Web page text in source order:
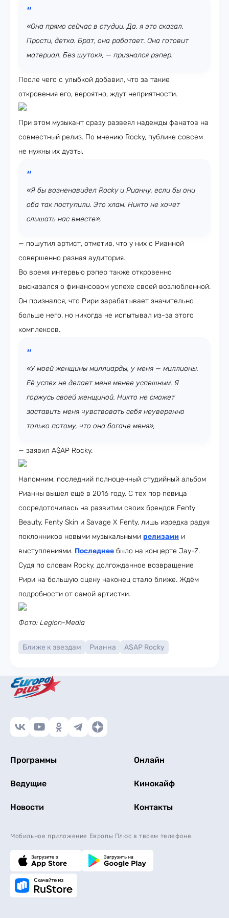
«Она прямо сейчас в студии. Да, я это сказал.
Прости, детка. Брат, она работает. Она готовит
материал. Без шуток», — признался рэпер.
После чего с улыбкой добавил, что за такие
откровения его, вероятно, ждут неприятности.
При этом музыкант сразу развеял надежды фанатов на
совместный релиз. По мнению Rocky, публике совсем
не нужны их дуэты.
«Я бы возненавидел Rocky и Рианну, если бы они
оба так поступили. Это хлам. Никто не хочет
слышать нас вместе»,
— пошутил артист, отметив, что у них с Рианной
совершенно разная аудитория.
Во время интервью рэпер также откровенно
высказался о финансовом успехе своей возлюбленной.
Он признался, что Рири зарабатывает значительно
больше него, но никогда не испытывал из-за этого
комплексов.
«У моей женщины миллиарды, у меня — миллионы.
Её успех не делает меня менее успешным. Я
горжусь своей женщиной. Никто не сможет
заставить меня чувствовать себя неуверенно
только потому, что она богаче меня»,
— заявил A$AP Rocky.
Напомним, последний полноценный студийный альбом
Рианны вышел ещё в 2016 году. С тех пор певица
сосредоточилась на развитии своих брендов Fenty
Beauty, Fenty Skin и Savage X Fenty, лишь изредка радуя
поклонников новыми музыкальными релизами и
выступлениями. Последнее было на концерте Jay-Z.
Судя по словам Rocky, долгожданное возвращение
Рири на большую сцену наконец стало ближе. Ждём
подробности от самой артистки.
Фото: Legion-Media
Ближе к звездам Рианна A$AP Rocky
Программы Онлайн
Ведущие Кинокайф
Новости Контакты
Мобильное приложение Европы Плюс в твоем телефоне.